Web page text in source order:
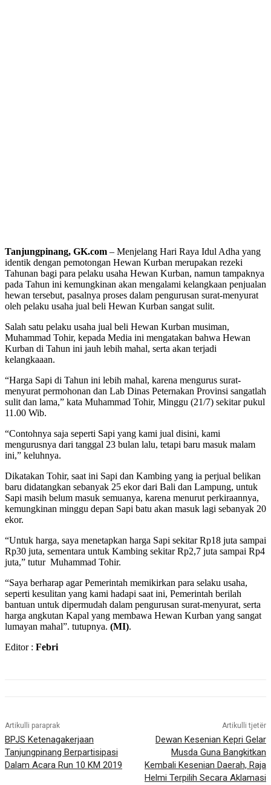
Tanjungpinang, GK.com – Menjelang Hari Raya Idul Adha yang
identik dengan pemotongan Hewan Kurban merupakan rezeki
Tahunan bagi para pelaku usaha Hewan Kurban, namun tampaknya
pada Tahun ini kemungkinan akan mengalami kelangkaan penjualan
hewan tersebut, pasalnya proses dalam pengurusan surat-menyurat
oleh pelaku usaha jual beli Hewan Kurban sangat sulit.
Salah satu pelaku usaha jual beli Hewan Kurban musiman,
Muhammad Tohir, kepada Media ini mengatakan bahwa Hewan
Kurban di Tahun ini jauh lebih mahal, serta akan terjadi
kelangkaaan.
“Harga Sapi di Tahun ini lebih mahal, karena mengurus surat-
menyurat permohonan dan Lab Dinas Peternakan Provinsi sangatlah
sulit dan lama,” kata Muhammad Tohir, Minggu (21/7) sekitar pukul
11.00 Wib.
“Contohnya saja seperti Sapi yang kami jual disini, kami
mengurusnya dari tanggal 23 bulan lalu, tetapi baru masuk malam
ini,” keluhnya.
Dikatakan Tohir, saat ini Sapi dan Kambing yang ia perjual belikan
baru didatangkan sebanyak 25 ekor dari Bali dan Lampung, untuk
Sapi masih belum masuk semuanya, karena menurut perkiraannya,
kemungkinan minggu depan Sapi batu akan masuk lagi sebanyak 20
ekor.
“Untuk harga, saya menetapkan harga Sapi sekitar Rp18 juta sampai
Rp30 juta, sementara untuk Kambing sekitar Rp2,7 juta sampai Rp4
juta,” tutur Muhammad Tohir.
“Saya berharap agar Pemerintah memikirkan para selaku usaha,
seperti kesulitan yang kami hadapi saat ini, Pemerintah berilah
bantuan untuk dipermudah dalam pengurusan surat-menyurat, serta
harga angkutan Kapal yang membawa Hewan Kurban yang sangat
lumayan mahal”. tutupnya. (MI).
Editor : Febri
Artikulli paraprak
BPJS Ketenagakerjaan
Tanjungpinang Berpartisipasi
Dalam Acara Run 10 KM 2019
Artikulli tjetër
Dewan Kesenian Kepri Gelar
Musda Guna Bangkitkan
Kembali Kesenian Daerah, Raja
Helmi Terpilih Secara Aklamasi